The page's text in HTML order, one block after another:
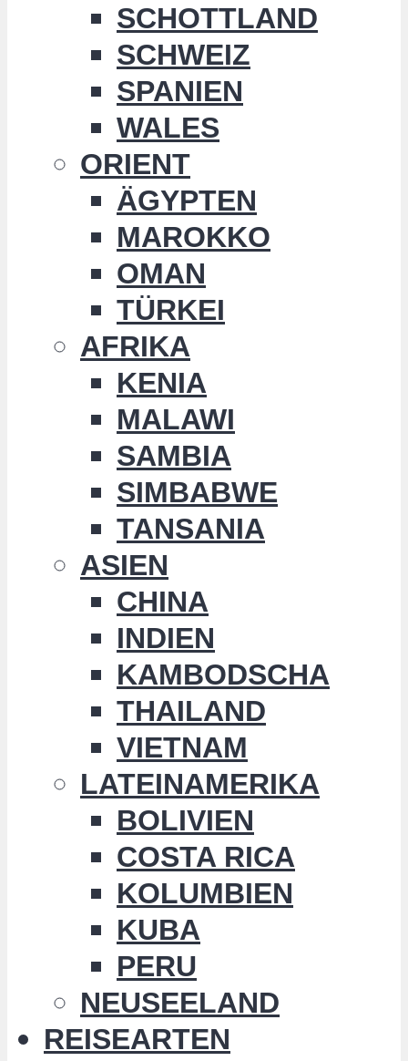
SCHOTTLAND
SCHWEIZ
SPANIEN
WALES
ORIENT
ÄGYPTEN
MAROKKO
OMAN
TÜRKEI
AFRIKA
KENIA
MALAWI
SAMBIA
SIMBABWE
TANSANIA
ASIEN
CHINA
INDIEN
KAMBODSCHA
THAILAND
VIETNAM
LATEINAMERIKA
BOLIVIEN
COSTA RICA
KOLUMBIEN
KUBA
PERU
NEUSEELAND
REISEARTEN